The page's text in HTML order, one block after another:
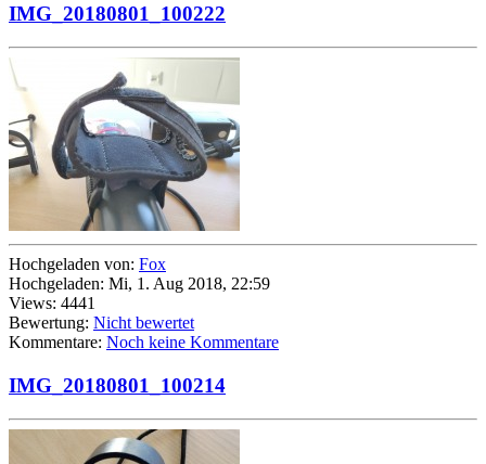
IMG_20180801_100222
Hochgeladen von: Fox
Hochgeladen: Mi, 1. Aug 2018, 22:59
Views: 4441
Bewertung: Nicht bewertet
Kommentare: Noch keine Kommentare
IMG_20180801_100214